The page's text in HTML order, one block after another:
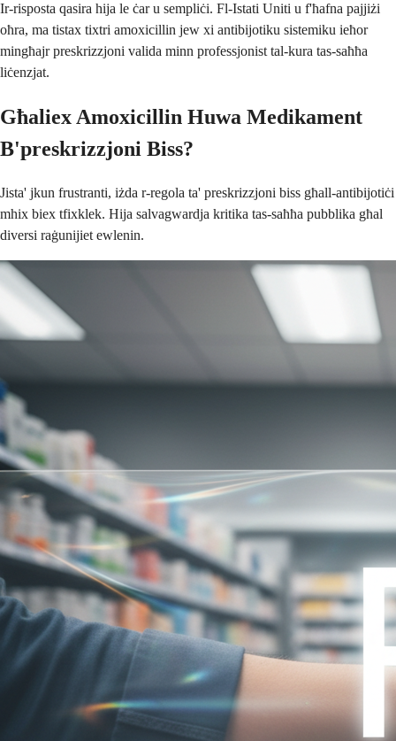
Ir-risposta qasira hija le ċar u sempliċi. Fl-Istati Uniti u f'ħafna pajjiżi
oħra, ma tistax tixtri amoxicillin jew xi antibijotiku sistemiku ieħor
mingħajr preskrizzjoni valida minn professjonist tal-kura tas-saħħa
liċenzjat.
Għaliex Amoxicillin Huwa Medikament
B'preskrizzjoni Biss?
Jista' jkun frustranti, iżda r-regola ta' preskrizzjoni biss għall-antibijotiċi
mhix biex tfixklek. Hija salvagwardja kritika tas-saħħa pubblika għal
diversi raġunijiet ewlenin.